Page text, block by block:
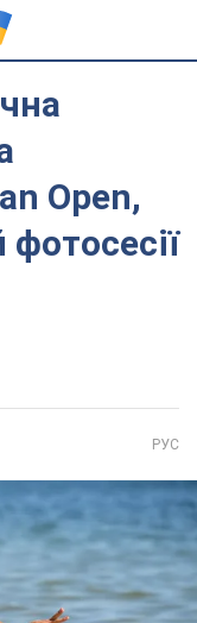
Open,
РУС